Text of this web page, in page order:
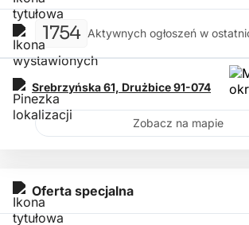
Oferta specjalna
1754 Aktywnych ogłoszeń w
Srebrzyńska 61, Drużbice91-074
Zobacz na mapie